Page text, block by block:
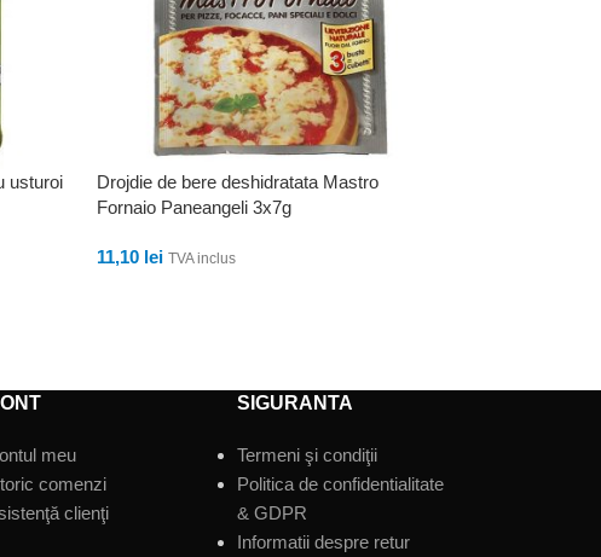
usturoi
Drojdie de bere deshidratata Mastro
Fornaio Paneangeli 3x7g
11,10 lei TVA inclus
meu
comenzi
clienţi
SIGURANTA
Termeni şi condiţii
Politica de confidentialitate
& GDPR
Informatii despre retur